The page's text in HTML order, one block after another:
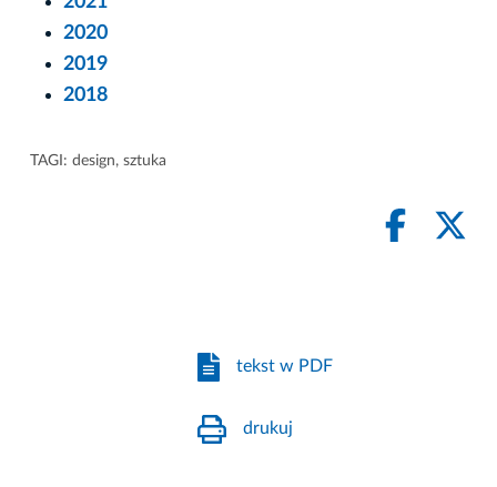
2020
2019
2018
TAGI: design, sztuka
tekst w PDF
drukuj